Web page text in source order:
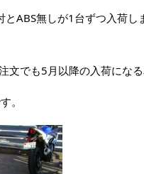
ABS無しが1台ずつ入荷し
文でも5月以降の入荷にな
。